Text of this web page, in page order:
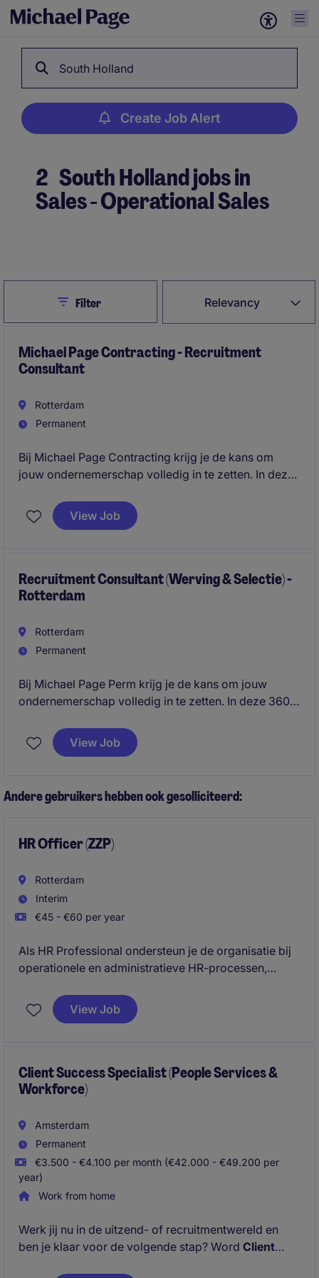
South Holland
Create Job Alert
2 South Holland jobs in
Sales - Operational Sales
Relevancy
CloseFilter
Michael Page Contracting - Recruitment
Consultant
Rotterdam
Permanent
Bij Michael Page Contracting krijg je de kans om
jouw ondernemerschap volledig in te zetten. In deze
kandidaat: jij bouwt je eigen business, sluit deals en
zorgt dat de beste professionals op de juiste plek
View Job
Recruitment Consultant (Werving & Selectie) -
Rotterdam
Rotterdam
Permanent
Bij Michael Page Perm krijg je de kans om jouw
ondernemerschap volledig in te zetten. In deze 360°
kandidaat: jij bouwt je eigen business, sluit deals en
zorgt dat de beste professionals op de juiste plek
View Job
Andere gebruikers hebben ook gesolliciteerd:
HR Officer (ZZP)
Rotterdam
Interim
€45 - €60 per year
Als HR Professional ondersteun je de organisatie bij
operationele en administratieve HR-processen,
vraagstukken en medewerkerondersteuning.
Daarnaast ben je verantwoordelijk voor het
verlofregistraties.
View Job
Client Success Specialist (People Services &
Workforce)
Amsterdam
Permanent
€3.500 - €4.100 per month (€42.000 - €49.200 per
year)
Work from home
Werk jij nu in de uitzend- of recruitmentwereld en
ben je klaar voor de volgende stap? Word Client